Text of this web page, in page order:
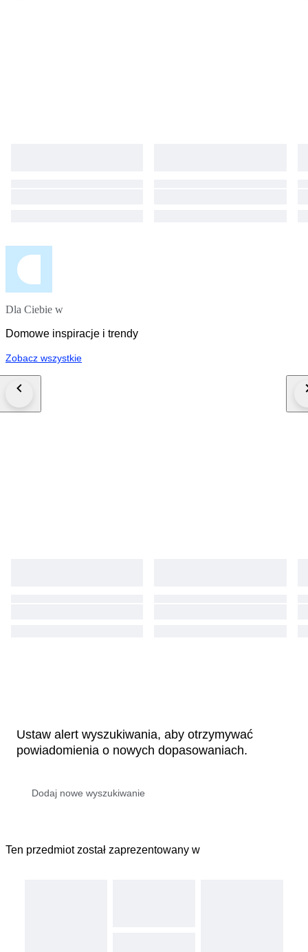
Dla Ciebie w
Domowe inspiracje i trendy
Zobacz wszystkie
Ustaw alert wyszukiwania, aby otrzymywać
powiadomienia o nowych dopasowaniach.
Ten przedmiot został zaprezentowany w